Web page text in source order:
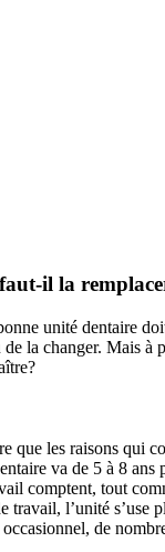
il la
unité dentaire
la changer. Mais
que les raisons qui
va de 5 à 8
comptent, tout
travail, l’unité
de